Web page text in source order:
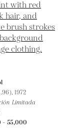
1972
Limitada
- 55,000